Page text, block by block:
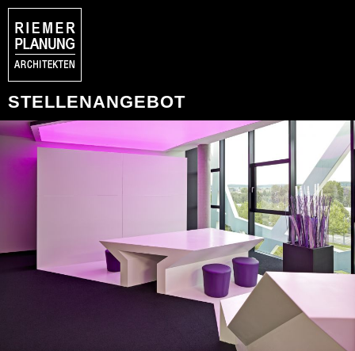
STELLENANGEBOT